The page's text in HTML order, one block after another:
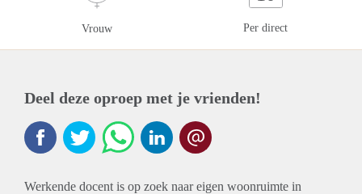
Vrouw Per direct
Deel deze oproep met je vrienden!
Werkende docent is op zoek naar eigen woonruimte in